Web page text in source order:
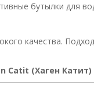
бутылки для
качества.
Catit (Хаген